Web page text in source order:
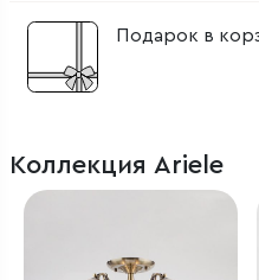
Подарок в
Коллекция Ariele